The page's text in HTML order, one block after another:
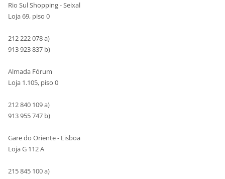
Rio Sul Shopping - Seixal
Loja 69, piso 0
212 222 078 a)
913 923 837 b)
Almada Fórum
Loja 1.105, piso 0
212 840 109 a)
913 955 747 b)
Gare do Oriente - Lisboa
Loja G 112 A
215 845 100 a)